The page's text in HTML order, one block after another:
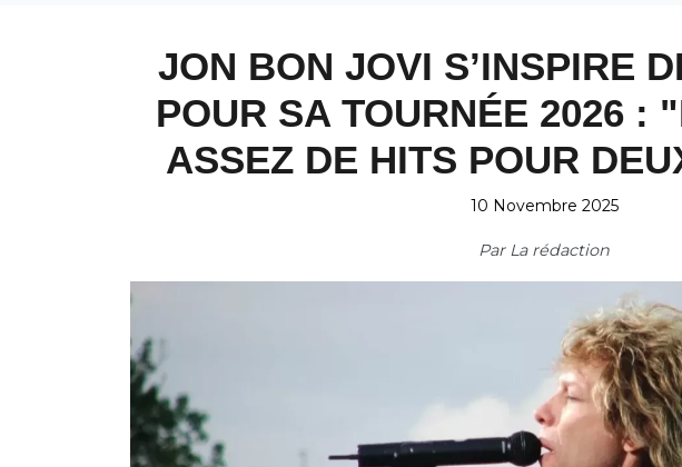
JON BON JOVI S’INSPIRE
POUR SA TOURNÉE 2026 :
ASSEZ DE HITS POUR
10 Novembre 2025
Par La rédaction